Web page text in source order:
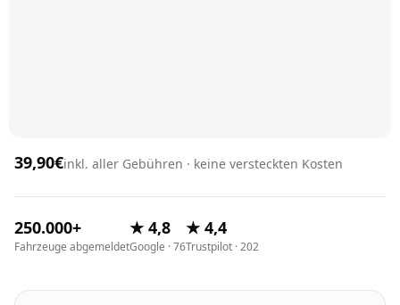
39,90€inkl. aller Gebühren · keine versteckten Kosten
250.000+
Fahrzeuge abgemeldet
★ 4,8
Google · 76
★ 4,4
Trustpilot · 202